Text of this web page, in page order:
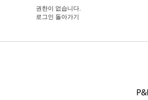
권한이 없습니다.
로그인 돌아가기